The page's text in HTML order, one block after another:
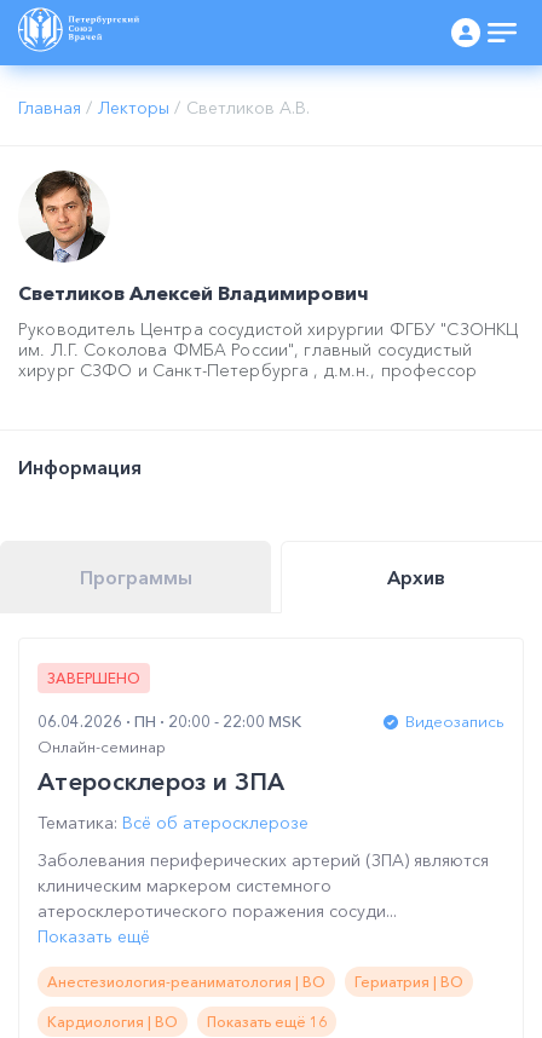
Главная / Лекторы / Светликов А.В.
Светликов Алексей Владимирович
Руководитель Центра сосудистой хирургии ФГБУ "СЗОНКЦ
им. Л.Г. Соколова ФМБА России", главный сосудистый
хирург СЗФО и Санкт-Петербурга , д.м.н., профессор
Информация
Программы Архив
ЗАВЕРШЕНО
06.04.2026 ПН 20:00 - 22:00 MSK
Видеозапись
Онлайн-семинар
Атеросклероз и ЗПА
Тематика: Всё об атеросклерозе
Заболевания периферических артерий (ЗПА) являются
клиническим маркером системного
атеросклеротического поражения сосуди...
Показать ещё
Анестезиология-реаниматология | ВО Гериатрия | ВО
Кардиология | ВО Показать ещё 16